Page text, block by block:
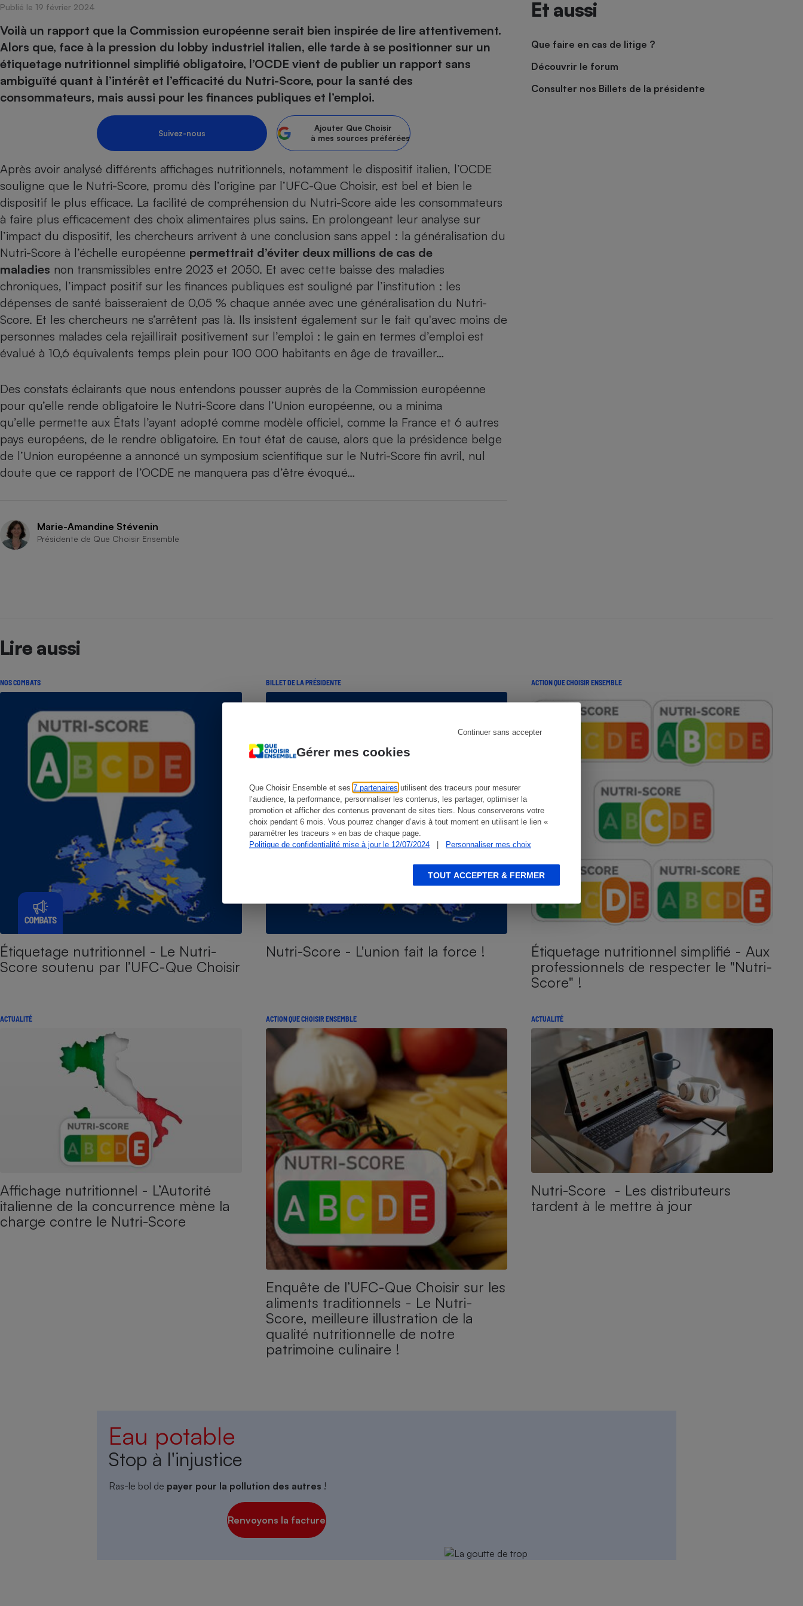
Gérer mes cookies
Que Choisir Ensemble et ses 7 partenaires utilisent des traceurs pour mesurer
l’audience, la performance, personnaliser les contenus, les partager, optimiser la
promotion et afficher des contenus provenant de sites tiers. Nous conserverons votre
choix pendant 6 mois. Vous pourrez changer d’avis à tout moment en utilisant le lien «
paramétrer les traceurs » en bas de chaque page.
Politique de confidentialité mise à jour le 12/07/2024
| Personnaliser mes choix
Continuer sans accepter
TOUT ACCEPTER & FERMER
Publié le 19 février 2024
Voilà un rapport que la Commission européenne serait bien inspirée de lire attentivement.
Alors que, face à la pression du lobby industriel italien, elle tarde à se positionner sur un
étiquetage nutritionnel simplifié obligatoire, l’OCDE vient de publier un rapport sans
ambiguïté quant à l’intérêt et l’efficacité du Nutri-Score, pour la santé des
consommateurs, mais aussi pour les finances publiques et l’emploi.
Suivez-nous
Ajouter Que Choisir
à mes sources préférées
Après avoir analysé différents affichages nutritionnels, notamment le dispositif italien, l’OCDE
souligne que le Nutri-Score, promu dès l’origine par l’UFC-Que Choisir, est bel et bien le
dispositif le plus efficace. La facilité de compréhension du Nutri-Score aide les consommateurs
à faire plus efficacement des choix alimentaires plus sains. En prolongeant leur analyse sur
l’impact du dispositif, les chercheurs arrivent à une conclusion sans appel : la généralisation du
Nutri-Score à l’échelle européenne permettrait d’éviter deux millions de cas de
maladies non transmissibles entre 2023 et 2050. Et avec cette baisse des maladies
chroniques, l’impact positif sur les finances publiques est souligné par l’institution : les
dépenses de santé baisseraient de 0,05 % chaque année avec une généralisation du Nutri-
Score. Et les chercheurs ne s’arrêtent pas là. Ils insistent également sur le fait qu'avec moins de
personnes malades cela rejaillirait positivement sur l’emploi : le gain en termes d’emploi est
évalué à 10,6 équivalents temps plein pour 100 000 habitants en âge de travailler…
Des constats éclairants que nous entendons pousser auprès de la Commission européenne
pour qu’elle rende obligatoire le Nutri-Score dans l’Union européenne, ou a minima
qu’elle permette aux États l’ayant adopté comme modèle officiel, comme la France et 6 autres
pays européens, de le rendre obligatoire. En tout état de cause, alors que la présidence belge
de l’Union européenne a annoncé un symposium scientifique sur le Nutri-Score fin avril, nul
doute que ce rapport de l’OCDE ne manquera pas d’être évoqué…
Marie-Amandine Stévenin
Présidente de Que Choisir Ensemble
Et aussi
Que faire en cas de litige ?
Découvrir le forum
Consulter nos Billets de la présidente
Lire aussi
NOS COMBATS
Étiquetage nutritionnel - Le Nutri-
Score soutenu par l’UFC-Que Choisir
BILLET DE LA PRÉSIDENTE
Nutri-Score - L'union fait la force !
ACTION QUE CHOISIR ENSEMBLE
Étiquetage nutritionnel simplifié - Aux
professionnels de respecter le "Nutri-
Score" !
ACTUALITÉ
Affichage nutritionnel - L’Autorité
italienne de la concurrence mène la
charge contre le Nutri-Score
ACTION QUE CHOISIR ENSEMBLE
Enquête de l’UFC-Que Choisir sur les
aliments traditionnels - Le Nutri-
Score, meilleure illustration de la
qualité nutritionnelle de notre
patrimoine culinaire !
ACTUALITÉ
Nutri-Score - Les distributeurs
tardent à le mettre à jour
Eau potable
Stop à l'injustice
Ras-le bol de payer pour la pollution des autres !
Renvoyons la facture
Complément
alimentaire
Foie gras
bouteille de champagne
Assurance emprunteur Assurance vie
Banque en ligne
Gros électroménager
Petit électroménager - Ustensile
Lave-linge Lave-vaisselle
Plaque de cuisson à
induction
Four encastrable
Climatiseur -
Ventilateur
Aspirateur
Robot ménager
Téléphonie
Téléviseur Ordinateur portable
Téléphone mobile -
Smartphone
Appareil photo
numérique
Antivirus
Matelas Poêle à granulés
Radiateur électrique Électricité - Gaz
Climatiseur -
Ventilateur
Lessive
Mutuelle Aide auditive
Antimoustique Crème solaire